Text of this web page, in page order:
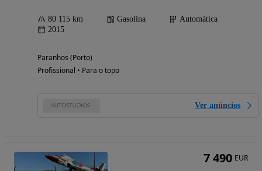
80 115 km Gasolina
Automática
2015
Paranhos (Porto)
Profissional • Para o topo
Ver anúncios
7 490 EUR